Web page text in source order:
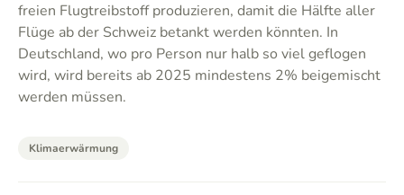
freien Flugtreibstoff produzieren, damit die Hälfte aller
Flüge ab der Schweiz betankt werden könnten. In
Deutschland, wo pro Person nur halb so viel geflogen
wird, wird bereits ab 2025 mindestens 2% beigemischt
werden müssen.
Klimaerwärmung